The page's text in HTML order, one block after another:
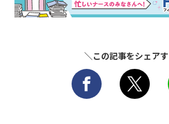
＼この記事をシェア